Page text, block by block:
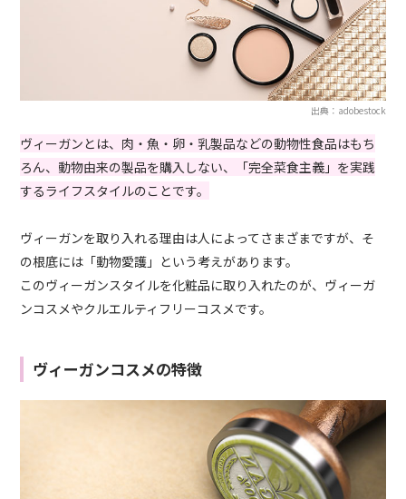
出典：adobestock
ヴィーガンとは、肉・魚・卵・乳製品などの動物性食品はもち
ろん、動物由来の製品を購入しない、「完全菜食主義」を実践
するライフスタイルのことです。
ヴィーガンを取り入れる理由は人によってさまざまですが、そ
の根底には「動物愛護」という考えがあります。
このヴィーガンスタイルを化粧品に取り入れたのが、ヴィーガ
ンコスメやクルエルティフリーコスメです。
ヴィーガンコスメの特徴